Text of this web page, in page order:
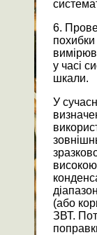
6.
похибки
у часі
шкали.
У
(або
ЗВТ.